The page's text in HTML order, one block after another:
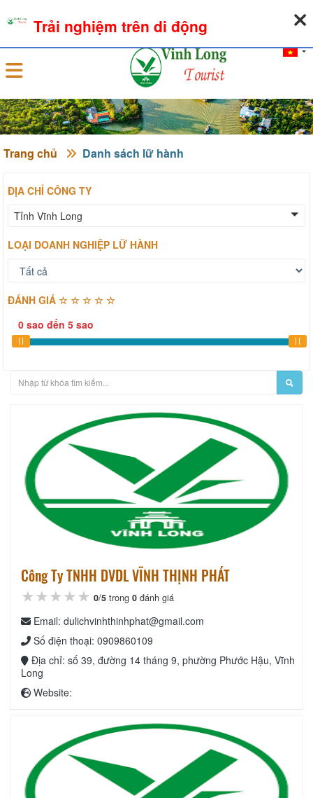
Đăng nhập
Trang chủ Danh sách lữ hành
ĐỊA CHỈ CÔNG TY
Tỉnh Vĩnh Long
LOẠI DOANH NGHIỆP LỮ HÀNH
ĐÁNH GIÁ ☆ ☆ ☆ ☆ ☆
0 sao đến 5 sao
Công Ty TNHH DVDL VĨNH THỊNH PHÁT
★★★★★
★★★★★
★★★★★ 0/5 trong 0 đánh giá
Email: dulichvinhthinhphat@gmail.com
Số điện thoại: 0909860109
Địa chỉ: số 39, đường 14 tháng 9, phường Phước Hậu, Vĩnh
Long
Website:
Trải nghiệm trên di động